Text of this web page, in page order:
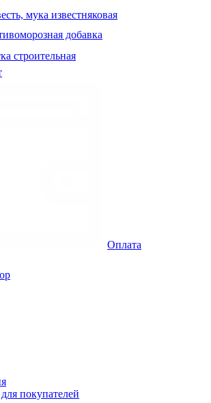
мука известняковая
добавка
строительная
Оплата
покупателей